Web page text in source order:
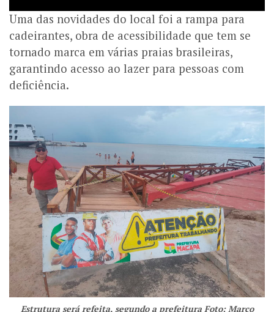
Uma das novidades do local foi a rampa para
cadeirantes, obra de acessibilidade que tem se
tornado marca em várias praias brasileiras,
garantindo acesso ao lazer para pessoas com
deficiência.
Estrutura será refeita, segundo a prefeitura Foto: Marco